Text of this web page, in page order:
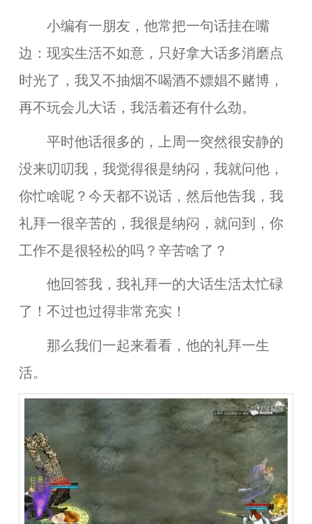
小编有一朋友，他常把一句话挂在嘴
边：现实生活不如意，只好拿大话多消磨点
时光了，我又不抽烟不喝酒不嫖娼不赌博，
再不玩会儿大话，我活着还有什么劲。
平时他话很多的，上周一突然很安静的
没来叨叨我，我觉得很是纳闷，我就问他，
你忙啥呢？今天都不说话，然后他告我，我
礼拜一很辛苦的，我很是纳闷，就问到，你
工作不是很轻松的吗？辛苦啥了？
他回答我，我礼拜一的大话生活太忙碌
了！不过也过得非常充实！
那么我们一起来看看，他的礼拜一生
活。